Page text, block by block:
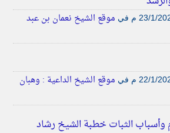
في موقع الشيخ نعمان بن عبد
في موقع الشيخ الداعية : وهبان
وأسباب الثبات خطبة الشيخ رشاد